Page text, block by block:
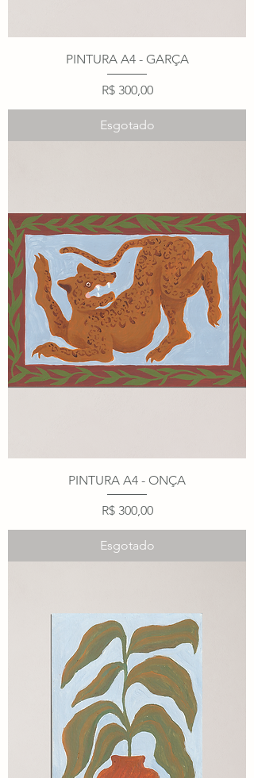
PINTURA A4 - GARÇA
Preço
R$ 300,00
Esgotado
PINTURA A4 - ONÇA
Preço
R$ 300,00
Esgotado